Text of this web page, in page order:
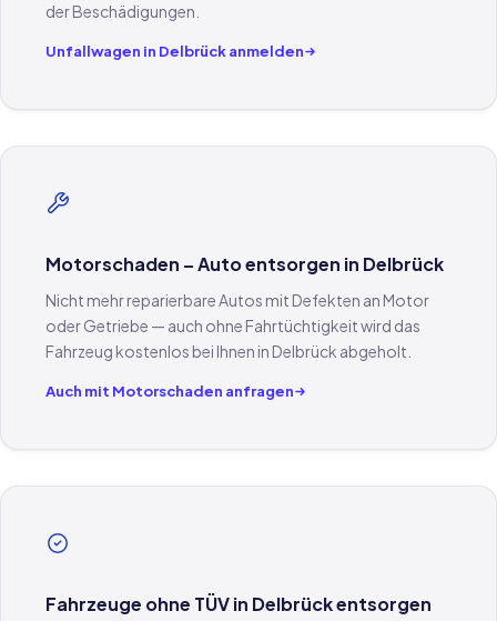
der Beschädigungen.
Unfallwagen in Delbrück anmelden
Motorschaden – Auto entsorgen in Delbrück
Nicht mehr reparierbare Autos mit Defekten an Motor
oder Getriebe — auch ohne Fahrtüchtigkeit wird das
Fahrzeug kostenlos bei Ihnen in Delbrück abgeholt.
Auch mit Motorschaden anfragen
Fahrzeuge ohne TÜV in Delbrück entsorgen